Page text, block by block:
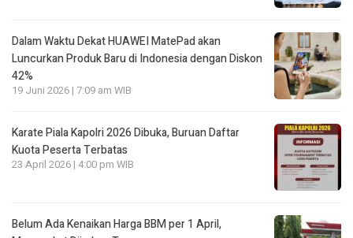
Dalam Waktu Dekat HUAWEI MatePad akan
Luncurkan Produk Baru di Indonesia dengan Diskon
42%
19 Juni 2026 | 7:09 am WIB
Karate Piala Kapolri 2026 Dibuka, Buruan Daftar
Kuota Peserta Terbatas
23 April 2026 | 4:00 pm WIB
Belum Ada Kenaikan Harga BBM per 1 April,